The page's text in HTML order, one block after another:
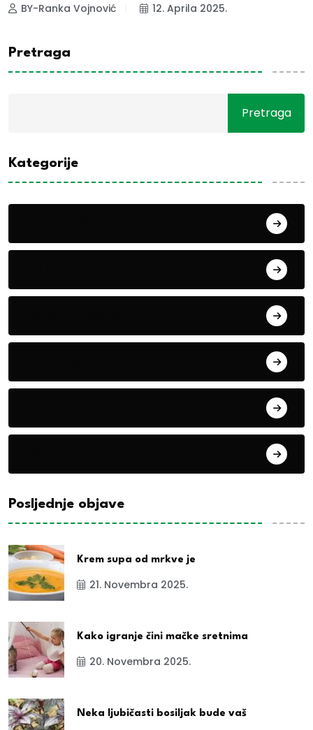
BY-Ranka Vojnović 12. Aprila 2025.
Pretraga
Pretraga
Kategorije
Posljednje objave
Krem supa od mrkve je
21. Novembra 2025.
Kako igranje čini mačke sretnima
20. Novembra 2025.
Neka ljubičasti bosiljak bude vaš